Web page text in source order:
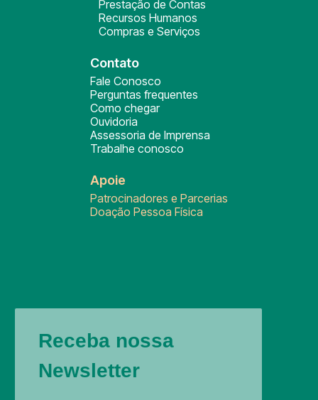
Prestação de Contas
Recursos Humanos
Compras e Serviços
Contato
Fale Conosco
Perguntas frequentes
Como chegar
Ouvidoria
Assessoria de Imprensa
Trabalhe conosco
Apoie
Patrocinadores e Parcerias
Doação Pessoa Física